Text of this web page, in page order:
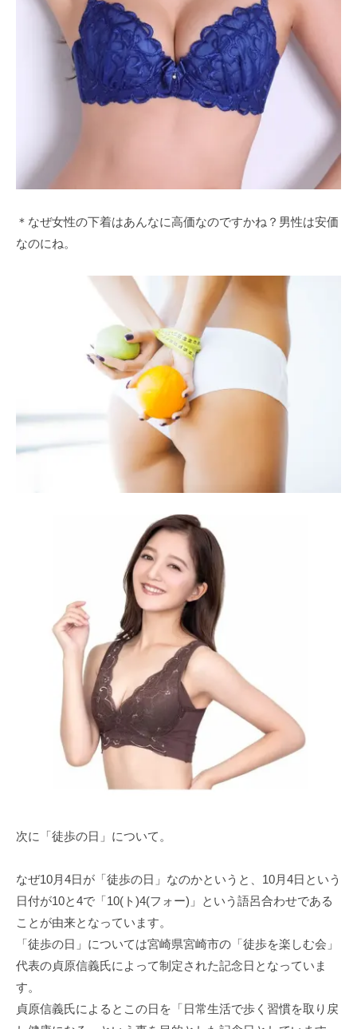
＊なぜ女性の下着はあんなに高価なのですかね？男性は安価
なのにね。
次に「徒歩の日」について。
なぜ10月4日が「徒歩の日」なのかというと、10月4日という
日付が10と4で「10(ト)4(フォー)」という語呂合わせである
ことが由来となっています。
「徒歩の日」については宮崎県宮崎市の「徒歩を楽しむ会」
代表の貞原信義氏によって制定された記念日となっていま
す。
貞原信義氏によるとこの日を「日常生活で歩く習慣を取り戻